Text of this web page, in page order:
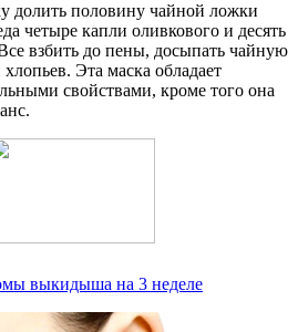
долить половину чайной ложки
четыре капли оливкового и десять
взбить до пены, досыпать чайную
Эта маска обладает
свойствами, кроме того она
выкидыша на 3 неделе